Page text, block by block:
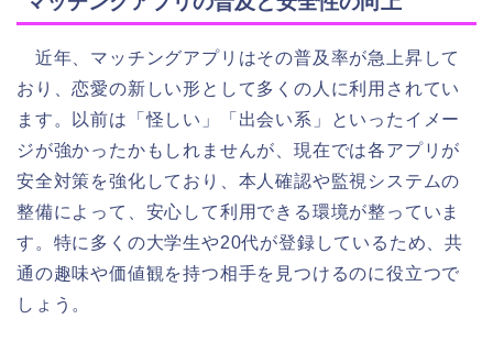
近年、マッチングアプリはその普及率が急上昇して
おり、恋愛の新しい形として多くの人に利用されてい
ます。以前は「怪しい」「出会い系」といったイメー
ジが強かったかもしれませんが、現在では各アプリが
安全対策を強化しており、本人確認や監視システムの
整備によって、安心して利用できる環境が整っていま
す。特に多くの大学生や20代が登録しているため、共
通の趣味や価値観を持つ相手を見つけるのに役立つで
しょう。